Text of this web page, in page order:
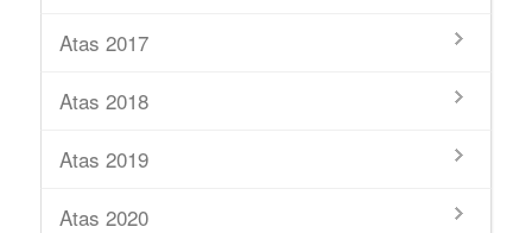
Atas 2017
Atas 2018
Atas 2019
Atas 2020